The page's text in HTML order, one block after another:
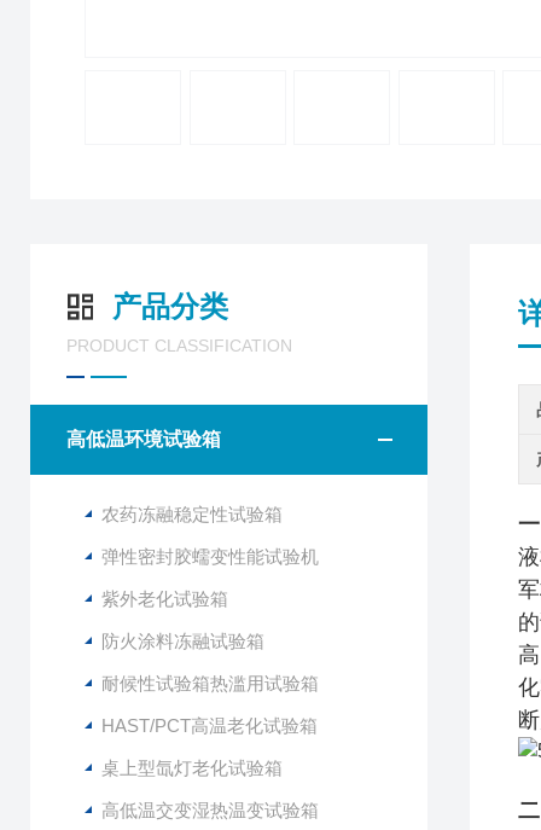
产品分类
PRODUCT CLASSIFICATION
高低温环境试验箱
农药冻融稳定性试验箱
弹性密封胶蠕变性能试验机
紫外老化试验箱
防火涂料冻融试验箱
耐候性试验箱热滥用试验箱
HAST/PCT高温老化试验箱
桌上型氙灯老化试验箱
高低温交变湿热温变试验箱